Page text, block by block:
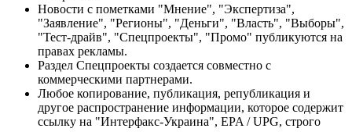
Новости с пометками "Мнение", "Экспертиза",
"Заявление", "Регионы", "Деньги", "Власть", "Выборы",
"Тест-драйв", "Спецпроекты", "Промо" публикуются на
правах рекламы.
Раздел Спецпроекты создается совместно с
коммерческими партнерами.
Любое копирование, публикация, републикация и
другое распространение информации, которое содержит
ссылку на "Интерфакс-Украина", EPA / UPG, строго